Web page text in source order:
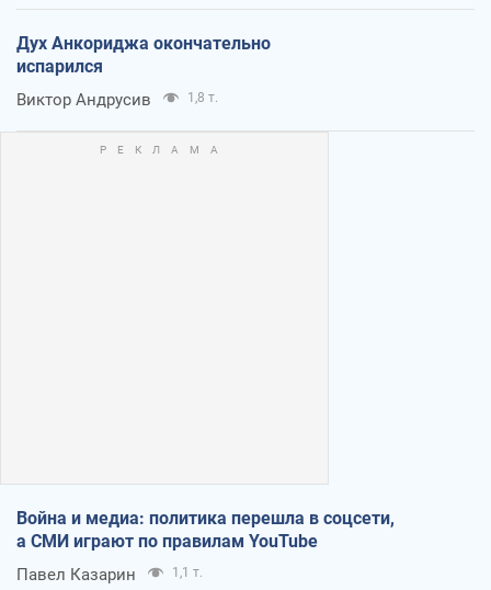
Дух Анкориджа окончательно
испарился
Виктор Андрусив 1,8 т.
Война и медиа: политика перешла в соцсети,
а СМИ играют по правилам YouTube
Павел Казарин 1,1 т.